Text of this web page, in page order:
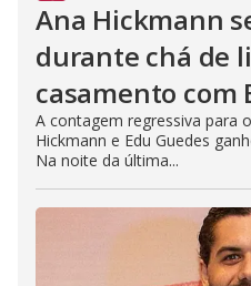
Ana Hickmann
durante chá de
casamento com
A contagem regressiva para
Hickmann e Edu Guedes
Na noite da última...